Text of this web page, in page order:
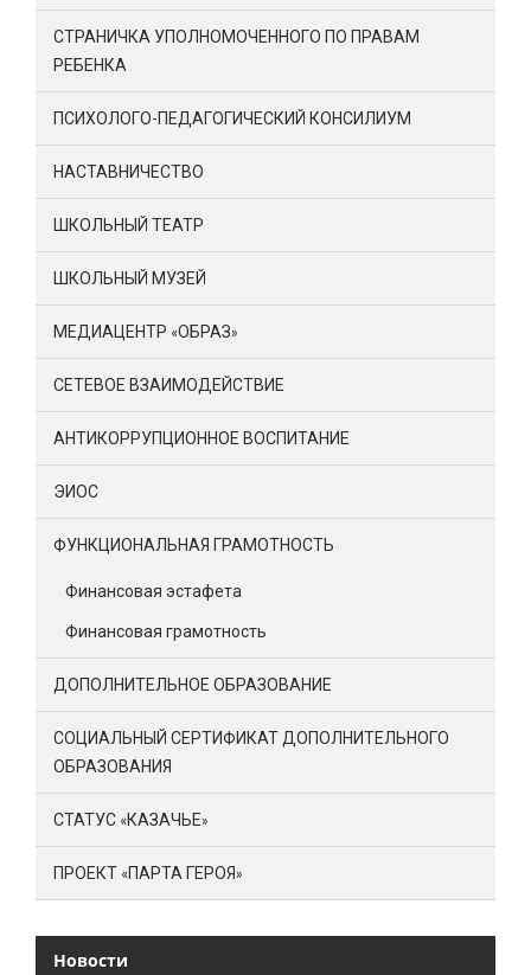
СТРАНИЧКА УПОЛНОМОЧЕННОГО ПО ПРАВАМ
РЕБЕНКА
ПСИХОЛОГО-ПЕДАГОГИЧЕСКИЙ КОНСИЛИУМ
НАСТАВНИЧЕСТВО
ШКОЛЬНЫЙ ТЕАТР
ШКОЛЬНЫЙ МУЗЕЙ
МЕДИАЦЕНТР «ОБРАЗ»
СЕТЕВОЕ ВЗАИМОДЕЙСТВИЕ
АНТИКОРРУПЦИОННОЕ ВОСПИТАНИЕ
ЭИОС
ФУНКЦИОНАЛЬНАЯ ГРАМОТНОСТЬ
Финансовая эстафета
Финансовая грамотность
ДОПОЛНИТЕЛЬНОЕ ОБРАЗОВАНИЕ
СОЦИАЛЬНЫЙ СЕРТИФИКАТ ДОПОЛНИТЕЛЬНОГО
ОБРАЗОВАНИЯ
СТАТУС «КАЗАЧЬЕ»
ПРОЕКТ «ПАРТА ГЕРОЯ»
Новости